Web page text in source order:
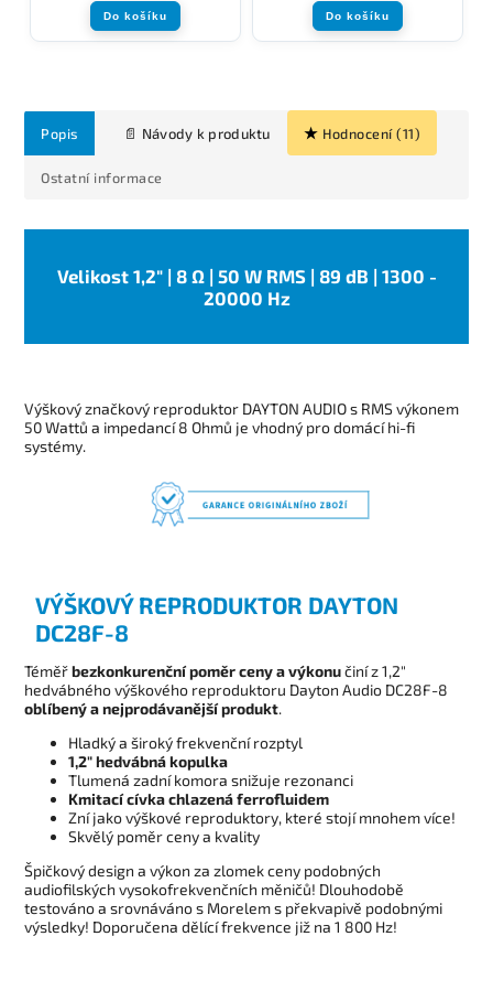
Do košíku Do košíku
Popis Hodnocení (11)
Ostatní informace
Velikost 1,2" | 8 Ω | 50 W RMS | 89 dB | 1300 -
20000 Hz
Výškový značkový reproduktor DAYTON AUDIO s RMS výkonem
50 Wattů a impedancí 8 Ohmů je vhodný pro domácí hi-fi
systémy.
VÝŠKOVÝ REPRODUKTOR DAYTON
DC28F-8
Téměřbezkonkurenční poměr ceny a výkonučiní z 1,2"
hedvábného výškového reproduktoru Dayton Audio DC28F-8
oblíbený a nejprodávanější produkt.
Hladký a široký frekvenční rozptyl
1,2" hedvábná kopulka
Tlumená zadní komora snižuje rezonanci
Kmitací cívka chlazená ferrofluidem
Zní jako výškové reproduktory, které stojí mnohem více!
Skvělý poměr ceny a kvality
Špičkový design a výkon za zlomek ceny podobných
audiofilských vysokofrekvenčních měničů! Dlouhodobě
testováno a srovnáváno s Morelem s překvapivě podobnými
výsledky! Doporučena dělící frekvence již na 1 800 Hz!